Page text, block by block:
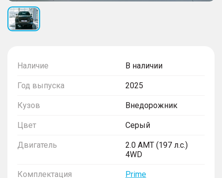
Наличие В наличии
Год выпуска 2025
Кузов Внедорожник
Цвет Серый
Двигатель
2.0 AMT (197 л.с.)
4WD
Комплектация Prime